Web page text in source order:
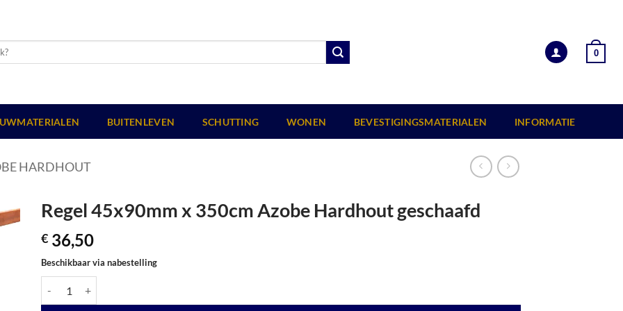
0
BUITENLEVEN SCHUTTING WONEN BEVESTIGINGSMATERIALEN INFORMATIE
HARDHOUT
Regel 45x90mm x 350cm Azobe Hardhout geschaafd
€ 36,50
Beschikbaar via nabestelling